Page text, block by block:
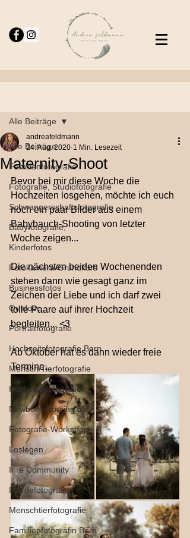
Alle Beiträge
Familienfotografie
Fotografie, Studiofotografie
Schwangerschaftsfotografie
Babyfotografie,
Kinderfotos
Fotokamera-Grundkurs
Businessfotos
Outdoor
Portraitfotografie
Hochzeitsfotografie Bern
Mensch/Tierfotografie
Hochzeitsfotografie
Newbornshooting Bern
Fotografie-Workshop
Loslegen
Ihre Community
Pferdefotografie
Menschtierfotografie
Familienfotografin Bern
Alle Beiträge
Maternity-Shoot
andreafeldmann
24. Aug. 2020 1 Min. Lesezeit
Bevor bei mir diese Woche die
Hochzeiten losgehen, möchte ich euch
noch ein paar Bilder aus einem
Babybauch-Shooting von letzter
Woche zeigen...
Die nächsten beiden Wochenenden
stehen dann wie gesagt ganz im
Zeichen der Liebe und ich darf zwei
tolle Paare auf ihrer Hochzeit
begleiten... <3
Ab Oktober hat es dann wieder freie
Termine...